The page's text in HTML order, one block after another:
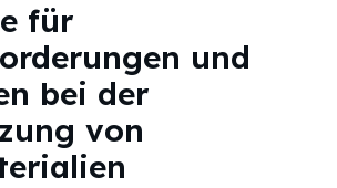
für
und
bei der
von